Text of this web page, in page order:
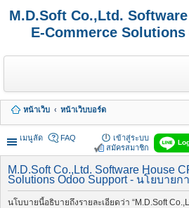
M.D.Soft Co.,Ltd.
E-Commerce
หน้าเว็บ
หน้าเว็บบอร์ด
เมนูลัด
FAQ
เข้าสู่ระบบ
สมัครสมาชิก
M.D.Soft Co.,Ltd. Software House
Solutions Odoo Support - นโยบาย
นโบบายนี้อธิบายถึงรายละเอียดว่า “M.D.Soft